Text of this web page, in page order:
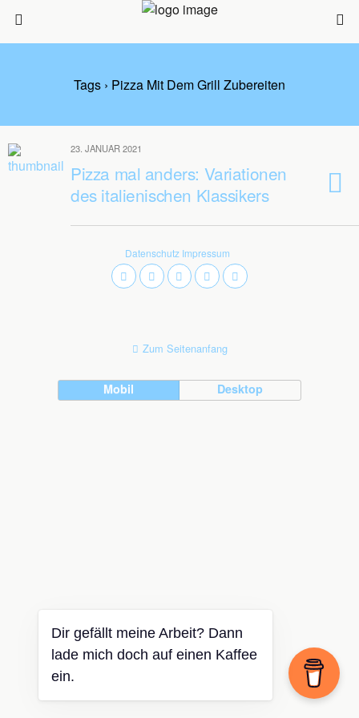
Tags › Pizza Mit Dem Grill Zubereiten
23. JANUAR 2021
Pizza mal anders: Variationen
des italienischen Klassikers
Datenschutz Impressum
Zum Seitenanfang
Mobil Desktop
Dir gefällt meine Arbeit? Dann
lade mich doch auf einen Kaffee
ein.